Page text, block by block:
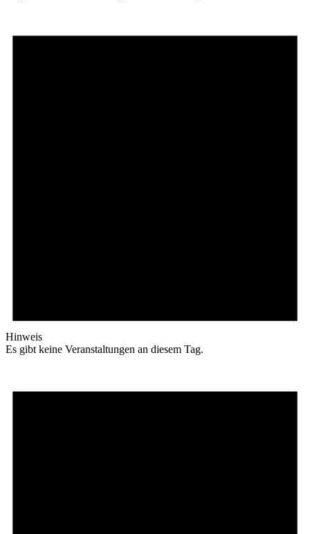
Hinweis
Es gibt keine Veranstaltungen an diesem Tag.